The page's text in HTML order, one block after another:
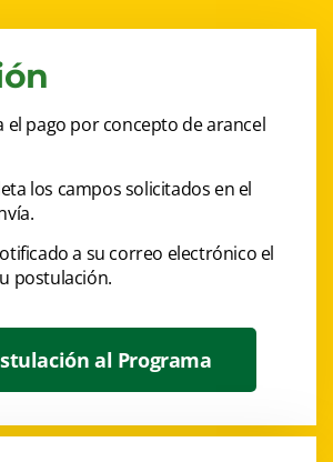
el pago por concepto de arancel
los campos solicitados en el
a su correo electrónico el
postulación.
al Programa